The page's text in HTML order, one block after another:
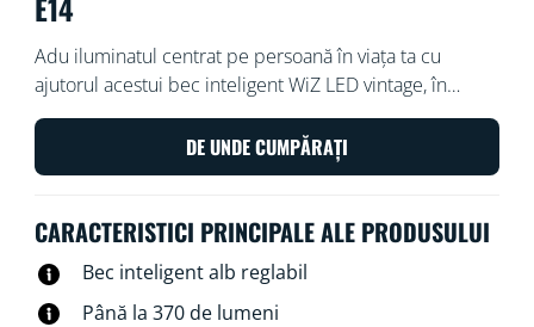
Adu iluminatul centrat pe persoană în viața ta cu
ajutorul acestui bec inteligent WiZ LED vintage, în
formă de lumânare. Aspect clasic de chihlimbar –
perfect pentru instalațiile decorative cu fasung E14.
Alege dintre diversele nuanțe de alb de la cald la rece
un orar pentru a aprinde sau stinge luminile în funcție
controla cu ajutorul telefonului inteligent sau al vocii și
poți comanda de la distanță corpurile de iluminat chiar
DE UNDE CUMPĂRAȚI
CARACTERISTICI PRINCIPALE ALE PRODUSULUI
Bec inteligent alb reglabil
Până la 370 de lumeni